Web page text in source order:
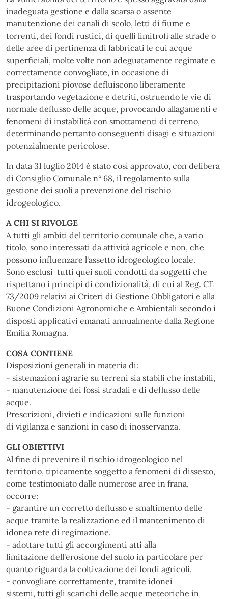
inadeguata gestione e dalla scarsa o assente
manutenzione dei canali di scolo, letti di fiume e
torrenti, dei fondi rustici, di quelli limitrofi alle strade o
delle aree di pertinenza di fabbricati le cui acque
superficiali, molte volte non adeguatamente regimate e
correttamente convogliate, in occasione di
precipitazioni piovose defluiscono liberamente
trasportando vegetazione e detriti, ostruendo le vie di
normale deflusso delle acque, provocando allagamenti e
fenomeni di instabilità con smottamenti di terreno,
determinando pertanto conseguenti disagi e situazioni
potenzialmente pericolose.
In data 31 luglio 2014 è stato così approvato, con delibera
di Consiglio Comunale n° 68, il regolamento sulla
gestione dei suoli a prevenzione del rischio
idrogeologico.
A CHI SI RIVOLGE
A tutti gli ambiti del territorio comunale che, a vario
titolo, sono interessati da attività agricole e non, che
possono influenzare l'assetto idrogeologico locale.
Sono esclusi tutti quei suoli condotti da soggetti che
rispettano i principi di condizionalità, di cui al Reg. CE
73/2009 relativi ai Criteri di Gestione Obbligatori e alla
Buone Condizioni Agronomiche e Ambientali secondo i
disposti applicativi emanati annualmente dalla Regione
Emilia Romagna.
COSA CONTIENE
Disposizioni generali in materia di:
- sistemazioni agrarie su terreni sia stabili che instabili,
- manutenzione dei fossi stradali e di deflusso delle
acque.
Prescrizioni, divieti e indicazioni sulle funzioni
di vigilanza e sanzioni in caso di inosservanza.
GLI OBIETTIVI
Al fine di prevenire il rischio idrogeologico nel
territorio, tipicamente soggetto a fenomeni di dissesto,
come testimoniato dalle numerose aree in frana,
occorre:
- garantire un corretto deflusso e smaltimento delle
acque tramite la realizzazione ed il mantenimento di
idonea rete di regimazione.
- adottare tutti gli accorgimenti atti alla
limitazione dell'erosione del suolo in particolare per
quanto riguarda la coltivazione dei fondi agricoli.
- convogliare correttamente, tramite idonei
sistemi, tutti gli scarichi delle acque meteoriche in